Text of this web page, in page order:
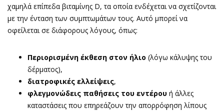
χαμηλά επίπεδα βιταμίνης D, τα οποία ενδέχεται να σχετίζονται
με την ένταση των συμπτωμάτων τους. Αυτό μπορεί να
οφείλεται σε διάφορους λόγους, όπως:
Περιορισμένη έκθεση στον ήλιο (λόγω κάλυψης του
δέρματος),
διατροφικές ελλείψεις,
φλεγμονώδεις παθήσεις του εντέρου ή άλλες
καταστάσεις που επηρεάζουν την απορρόφηση λίπους